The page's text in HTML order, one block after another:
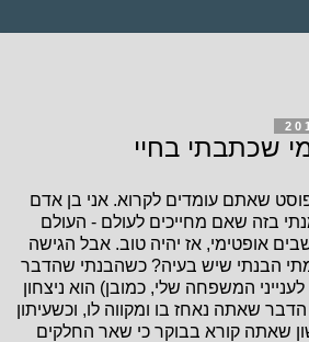
שכתבתי בחיי
שאתם עומדים לקרוא. אני בן אדם
בזה שאם מחייכים לעולם - העולם
אופטימי, אז יהיה טוב. אבל הגישה
מתי הבנתי שיש בעיה? כשהבנתי שהדבר
המשפחה שלי, כמובן) הוא ניצחון
שאתה נאחז בו ומקווה לו, וכשעיתון
שאתה קורא בבוקר כי שאר החלקים